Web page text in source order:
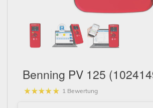
Benning PV 125
1 Bewertung